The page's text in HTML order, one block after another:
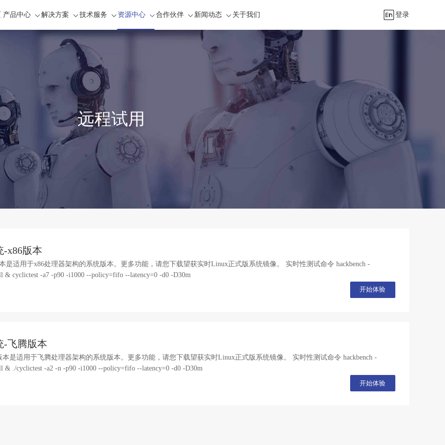
产品中心 解决方案 技术服务 资源中心 合作伙伴 新闻动态 关于我们 登录
远程试用
-x86版本
是适用于x86处理器架构的系统版本。更多功能，请您下载望获实时Linux正式版系统镜像。 实时性测试命令 hackbench -
& cyclictest -a7 -p90 -i1000 --policy=fifo --latency=0 -d0 -D30m
开始体验
-飞腾版本
是适用于飞腾处理器架构的系统版本。更多功能，请您下载望获实时Linux正式版系统镜像。 实时性测试命令 hackbench -
& ./cyclictest -a2 -n -p90 -i1000 --policy=fifo --latency=0 -d0 -D30m
开始体验